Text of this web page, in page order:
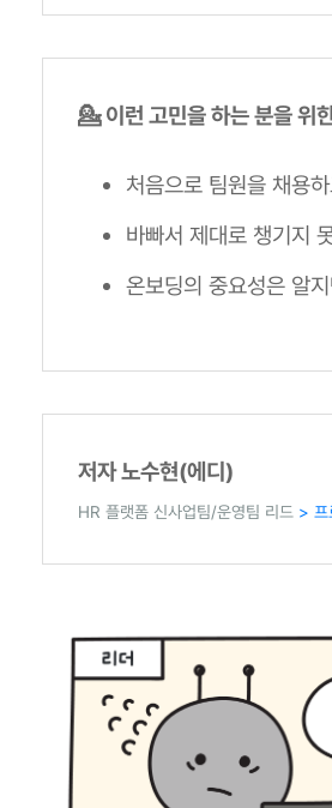
💁 이런 고민을 하는 분을 위
처음으로 팀원을 채용
바빠서 제대로 챙기지
온보딩의 중요성은 알
저자 노수현(에디)
HR 플랫폼 신사업팀/운영팀 리드 > 프